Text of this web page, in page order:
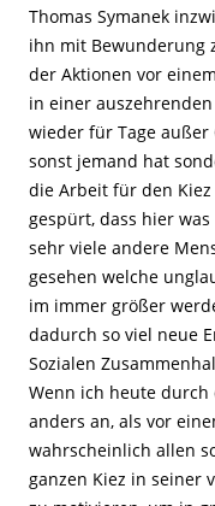
Thomas Symanek
ihn mit Bewunderung
der Aktionen vor
in einer
wieder für Tage außer
sonst jemand hat
die Arbeit für den
gespürt, dass hier
sehr viele andere
gesehen welche
im immer größer
dadurch so viel neue
Sozialen
Wenn ich heute durch
anders an, als vor
wahrscheinlich allen
ganzen Kiez in seiner